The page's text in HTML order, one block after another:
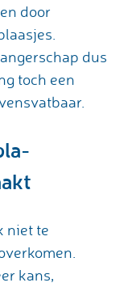
door
dus
toch een
niet te
kans,